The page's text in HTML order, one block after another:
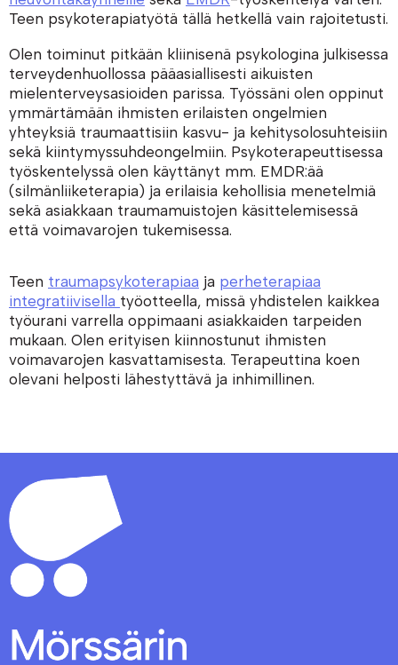
Teen psykoterapiatyötä tällä hetkellä vain rajoitetusti.
Olen toiminut pitkään kliinisenä psykologina julkisessa
terveydenhuollossa pääasiallisesti aikuisten
mielenterveysasioiden parissa. Työssäni olen oppinut
ymmärtämään ihmisten erilaisten ongelmien
yhteyksiä traumaattisiin kasvu- ja kehitysolosuhteisiin
sekä kiintymyssuhdeongelmiin. Psykoterapeuttisessa
työskentelyssä olen käyttänyt mm. EMDR:ää
(silmänliiketerapia) ja erilaisia kehollisia menetelmiä
sekä asiakkaan traumamuistojen käsittelemisessä
että voimavarojen tukemisessa.
Teen traumapsykoterapiaa ja perheterapiaa
integratiivisella työotteella, missä yhdistelen kaikkea
työurani varrella oppimaani asiakkaiden tarpeiden
mukaan. Olen erityisen kiinnostunut ihmisten
voimavarojen kasvattamisesta. Terapeuttina koen
olevani helposti lähestyttävä ja inhimillinen.